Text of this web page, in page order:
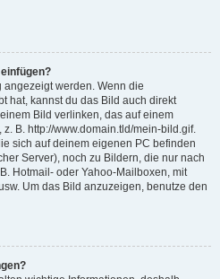
werden. Wenn die
hat, kannst du das Bild auch direkt
Bild verlinken, das auf einem
B. http://www.domain.tld/mein-bild.gif.
sich auf deinem eigenen PC befinden
Server), noch zu Bildern, die nur nach
Hotmail- oder Yahoo-Mailboxen, mit
Um das Bild anzuzeigen, benutze den